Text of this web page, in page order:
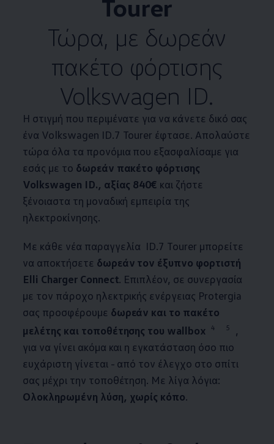
Tourer
Τώρα, με δωρεάν
πακέτο φόρτισης
Volkswagen ID.
Η στιγμή που περιμένατε για να κάνετε δικό σας
ένα Volkswagen ID.7 Tourer έφτασε. Απολαύστε
τώρα όλα τα προνόμια που εξασφαλίσαμε για
εσάς με το δωρεάν πακέτο φόρτισης
Volkswagen ID., αξίας 840€ και ζήστε
ξένοιαστα τη μοναδική εμπειρία της
ηλεκτροκίνησης.
Με κάθε νέα παραγγελία ID.7 Tourer μπορείτε
να αποκτήσετε δωρεάν τον έξυπνο φορτιστή
Elli Charger Connect. Επιπλέον, σε συνεργασία
με τον πάροχο ηλεκτρικής ενέργειας Protergia
σας προσφέρουμε δωρεάν και το πακέτο
μελέτης και τοποθέτησης του wallbox
4 5
,
για να γίνει ακόμα και η εγκατά­σταση όσο πιο
ευχάριστη γίνεται - από τον έλεγχο στο σπίτι
σας μέχρι την τοποθέτηση. Με λίγα λόγια:
Ολοκληρωμένη λύση, χωρίς κόπο.